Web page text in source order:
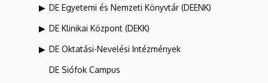
DE Egyetemi és Nemzeti Könyvtár (DEENK)
DE Klinikai Központ (DEKK)
DE Oktatási-Nevelési Intézmények
DE Siófok Campus